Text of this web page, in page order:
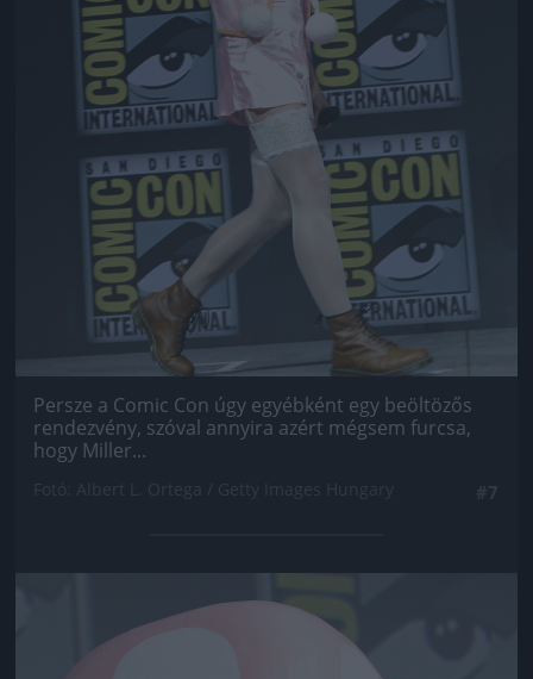
Persze a Comic Con úgy egyébként egy beöltözős
rendezvény, szóval annyira azért mégsem furcsa,
hogy Miller...
Jön még kép!